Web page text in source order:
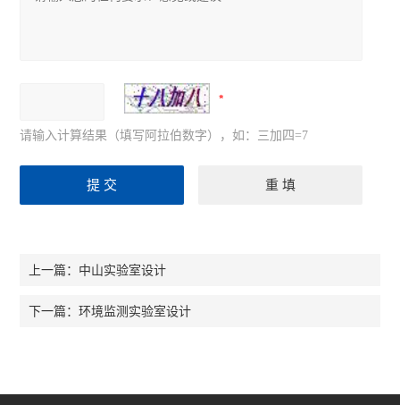
请输入计算结果（填写阿拉伯数字），如：三加四=7
上一篇： 中山实验室设计
下一篇：环境监测实验室设计